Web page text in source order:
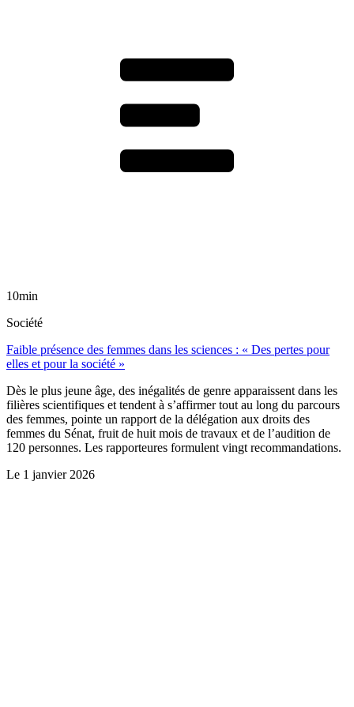
10min
Société
Faible présence des femmes dans les sciences : « Des pertes pour
elles et pour la société »
Dès le plus jeune âge, des inégalités de genre apparaissent dans les
filières scientifiques et tendent à s’affirmer tout au long du parcours
des femmes, pointe un rapport de la délégation aux droits des
femmes du Sénat, fruit de huit mois de travaux et de l’audition de
120 personnes. Les rapporteures formulent vingt recommandations.
Le 1 janvier 2026